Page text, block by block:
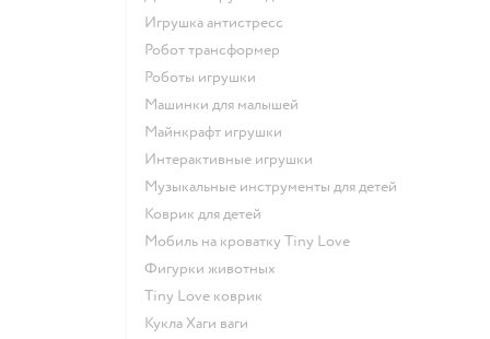
Игрушка антистресс
Робот трансформер
Роботы игрушки
Машинки для малышей
Майнкрафт игрушки
Интерактивные игрушки
Музыкальные инструменты для детей
Коврик для детей
Мобиль на кроватку Tiny Love
Фигурки животных
Tiny Love коврик
Кукла Хаги ваги